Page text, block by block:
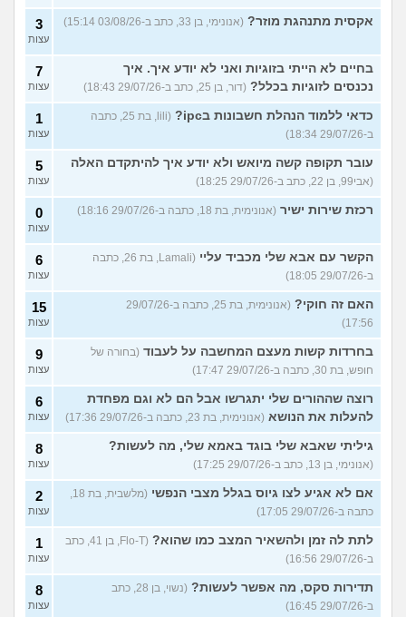
אקסית מתנהגת מוזר? (אנונימי, בן 33, כתב ב-03/08/26 15:14) 3
עצות
בחיים לא הייתי בזוגיות ואני לא יודע איך. איך
נכנסים לזוגיות בכלל? (דור, בן 25, כתב ב-29/07/26 18:43)
7
עצות
כדאי ללמוד הנהלת חשבונות בipc?
(lili, בת 25, כתבה
ב-29/07/26 18:34)
1
עצות
עובר תקופה קשה מיואש ולא יודע איך להיתקדם האלה
(אבי99, בן 22, כתב ב-29/07/26 18:25)
5
עצות
רכזת שירות ישיר (אנונימית, בת 18, כתבה ב-29/07/26 18:16) 0
עצות
הקשר עם אבא שלי מכביד עליי
(Lamali, בת 26, כתבה
ב-29/07/26 18:05)
6
עצות
האם זה חוקי?
(אנונימית, בת 25, כתבה ב-29/07/26
17:56)
15
עצות
בחרדות קשות מעצם המחשבה על לעבוד (בחורה של
חופש, בת 30, כתבה ב-29/07/26 17:47)
9
עצות
רוצה שההורים שלי יתגרשו אבל הם לא וגם מפחדת
להעלות את הנושא (אנונימית, בת 23, כתבה ב-29/07/26 17:36)
6
עצות
גיליתי שאבא שלי בוגד באמא שלי, מה לעשות?
(אנונימי, בן 13, כתב ב-29/07/26 17:25)
8
עצות
אם לא אגיע לצו גיוס בגלל מצבי הנפשי
(מלשבית, בת 18,
כתבה ב-29/07/26 17:05)
2
עצות
לתת לה זמן ולהשאיר המצב כמו שהוא?
(Flo-T, בן 41, כתב
ב-29/07/26 16:56)
1
עצות
תדירות סקס, מה אפשר לעשות?
(נשוי, בן 28, כתב
ב-29/07/26 16:45)
8
עצות